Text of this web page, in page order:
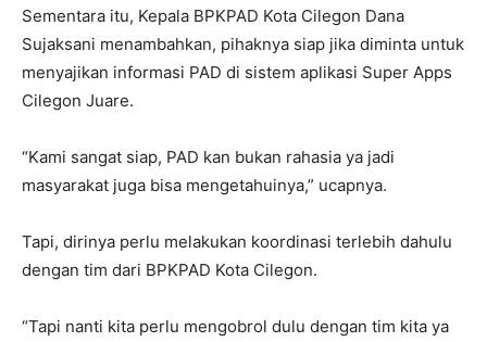
Sementara itu, Kepala BPKPAD Kota Cilegon Dana
Sujaksani menambahkan, pihaknya siap jika diminta untuk
menyajikan informasi PAD di sistem aplikasi Super Apps
Cilegon Juare.
“Kami sangat siap, PAD kan bukan rahasia ya jadi
masyarakat juga bisa mengetahuinya,” ucapnya.
Tapi, dirinya perlu melakukan koordinasi terlebih dahulu
dengan tim dari BPKPAD Kota Cilegon.
“Tapi nanti kita perlu mengobrol dulu dengan tim kita ya